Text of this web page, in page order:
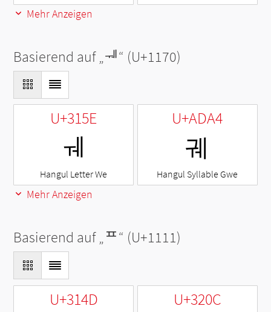
Mehr Anzeigen
Basierend auf „ᅰ“ (U+1170)
U+315E
ㅞ
Hangul Letter We
U+ADA4
궤
Hangul Syllable Gwe
Mehr Anzeigen
Basierend auf „ᄑ“ (U+1111)
U+314D U+320C